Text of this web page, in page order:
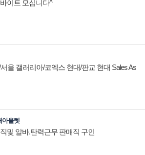
이트 모십니다^
울 갤러리아/코엑스 현대/판교 현대 Sales As
아울렛
및 알바.탄력근무 판매직 구인